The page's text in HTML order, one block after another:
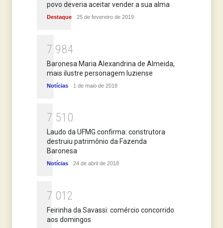
povo deveria aceitar vender a sua alma
Destaque 25 de fevereiro de 2019
7 984
Baronesa Maria Alexandrina de Almeida,
mais ilustre personagem luziense
Notícias 1 de maio de 2018
7 51 0
Laudo da UFMG confirma: construtora
destruiu patrimônio da Fazenda
Baronesa
Notícias 24 de abril de 2018
7 01 2
Feirinha da Savassi: comércio concorrido
aos domingos